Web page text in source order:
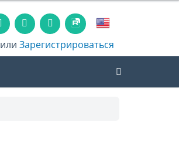
илиЗарегистрироваться